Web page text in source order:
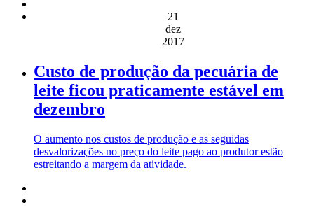
21
dez
2017
Custo de produção da pecuária de
leite ficou praticamente estável em
dezembro
O aumento nos custos de produção e as seguidas
desvalorizações no preço do leite pago ao produtor estão
estreitando a margem da atividade.